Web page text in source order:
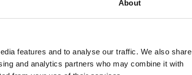
About
features and to analyse our traffic. We also share
and analytics partners who may combine it with